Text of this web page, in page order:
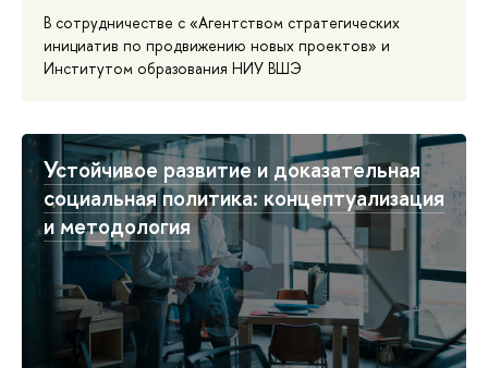
В сотрудничестве с «Агентством стратегических
инициатив по продвижению новых проектов» и
Институтом образования НИУ ВШЭ
Устойчивое развитие и доказательная
социальная политика: концептуализация
и методология